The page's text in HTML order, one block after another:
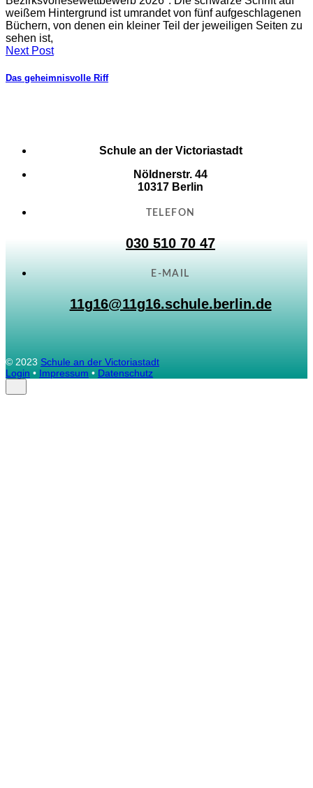
Next Post
Das geheimnisvolle Riff
Schule an der Victoriastadt
Nöldnerstr. 44
10317 Berlin
TELEFON
030 510 70 47
E-MAIL
11g16@11g16.schule.berlin.de
© 2023 Schule an der Victoriastadt
Login • Impressum • Datenschutz